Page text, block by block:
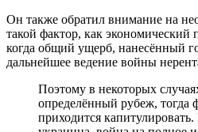
Он также обратил внимание на
такой фактор, как экономический
когда общий ущерб, нанесённый
дальнейшее ведение войны
Поэтому в некоторых
определённый рубеж, тогда
приходится